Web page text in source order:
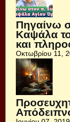
Πηγαίνω
Καψάλα
και
Οκτωβρίου 11,